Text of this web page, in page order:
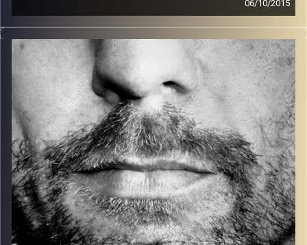
06/10/2015
זיפים, מוזיקה מחוספסת של הופעות חיות. הרבה ג'אם, רוק,
בלוז, bluegrass, ג'אז, Fאנק, פרוגרסיב ואפילו אלקטרוניקה.
כל מה שחי, אמיתי ונושם.
עם שמוליק רגב.
קרדיט תמונות: David Goehring